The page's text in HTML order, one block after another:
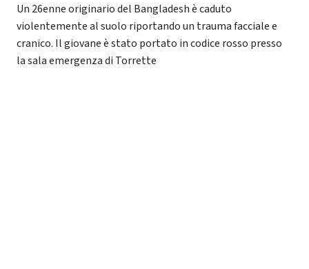
Un 26enne originario del Bangladesh è caduto
violentemente al suolo riportando un trauma facciale e
cranico. Il giovane è stato portato in codice rosso presso
la sala emergenza di Torrette